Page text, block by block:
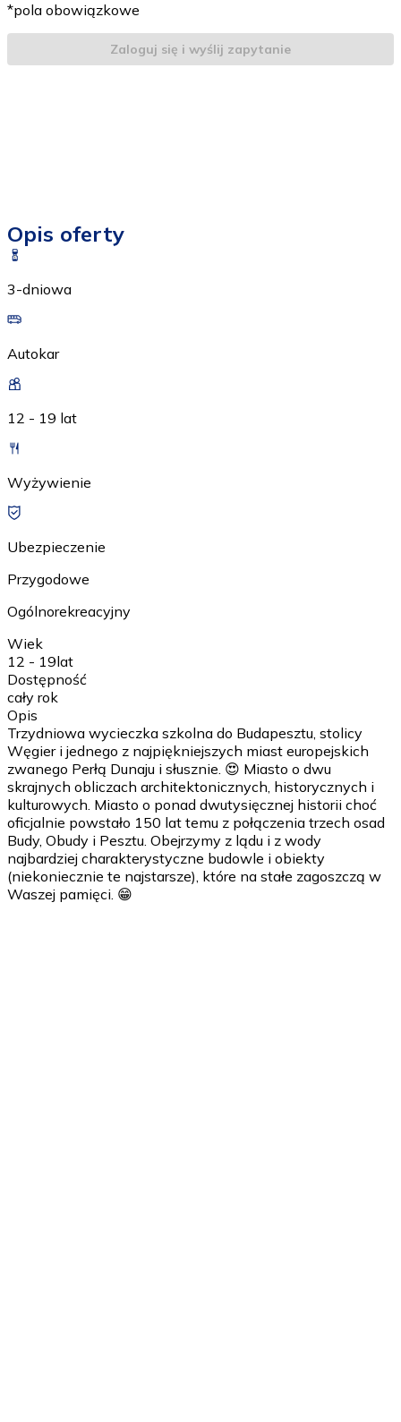
*pola obowiązkowe
Zaloguj się i wyślij zapytanie
Opis oferty
3-dniowa
Autokar
12 - 19 lat
Wyżywienie
Ubezpieczenie
Przygodowe
Ogólnorekreacyjny
Wiek
12 - 19lat
Dostępność
cały rok
Opis
Trzydniowa wycieczka szkolna do Budapesztu, stolicy
Węgier i jednego z najpiękniejszych miast europejskich
zwanego Perłą Dunaju i słusznie. 😍 Miasto o dwu
skrajnych obliczach architektonicznych, historycznych i
kulturowych. Miasto o ponad dwutysięcznej historii choć
oficjalnie powstało 150 lat temu z połączenia trzech osad
Budy, Obudy i Pesztu. Obejrzymy z lądu i z wody
najbardziej charakterystyczne budowle i obiekty
(niekoniecznie te najstarsze), które na stałe zagoszczą w
Waszej pamięci. 😁